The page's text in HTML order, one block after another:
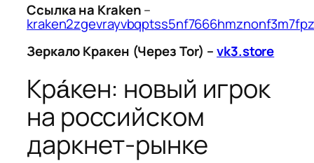
Cсылка на Kraken–
Зеркало Кракен (Через Tor) –vk3.store
Кра́кен: новый игрок
на российском
даркнет-рынке